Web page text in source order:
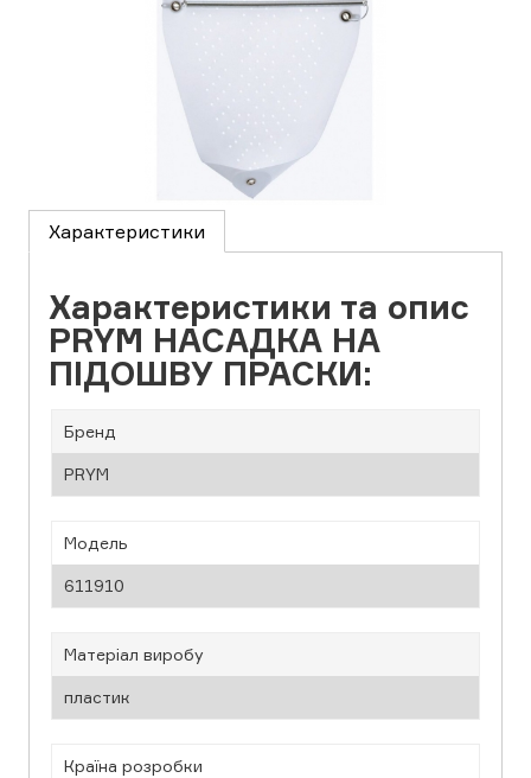
Характеристики
Характеристики та опис
PRYM НАСАДКА НА
ПІДОШВУ ПРАСКИ:
Бренд
PRYM
Модель
611910
Матеріал виробу
пластик
Країна розробки